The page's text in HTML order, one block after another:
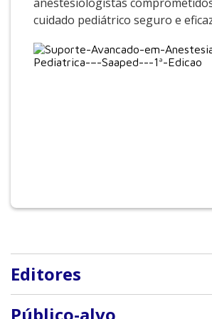
cuidado pediátrico seguro e
Editores
Mariana Fontes Lima Neville, Hugo